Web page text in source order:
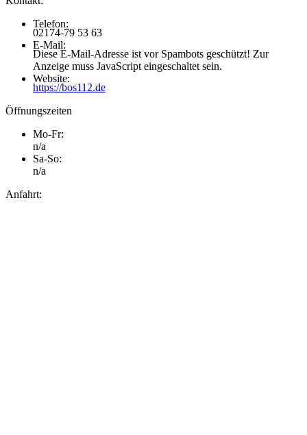
Telefon:
02174-79 53 63
E-Mail:
Diese E-Mail-Adresse ist vor Spambots geschützt! Zur
Anzeige muss JavaScript eingeschaltet sein.
Website:
https://bos112.de
Öffnungszeiten
Mo-Fr:
n/a
Sa-So:
n/a
Anfahrt: